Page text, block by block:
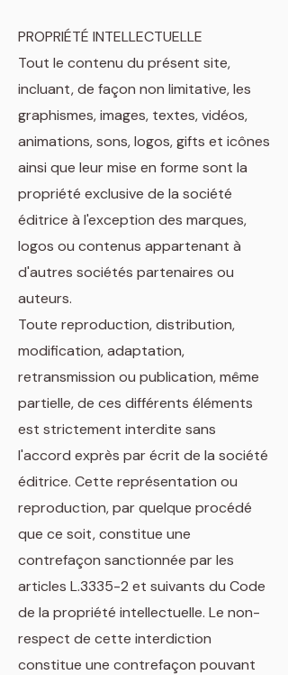
PROPRIÉTÉ INTELLECTUELLE
Tout le contenu du présent site,
incluant, de façon non limitative, les
graphismes, images, textes, vidéos,
animations, sons, logos, gifts et icônes
ainsi que leur mise en forme sont la
propriété exclusive de la société
éditrice à l'exception des marques,
logos ou contenus appartenant à
d'autres sociétés partenaires ou
auteurs.
Toute reproduction, distribution,
modification, adaptation,
retransmission ou publication, même
partielle, de ces différents éléments
est strictement interdite sans
l'accord exprès par écrit de la société
éditrice. Cette représentation ou
reproduction, par quelque procédé
que ce soit, constitue une
contrefaçon sanctionnée par les
articles L.3335-2 et suivants du Code
de la propriété intellectuelle. Le non-
respect de cette interdiction
constitue une contrefaçon pouvant